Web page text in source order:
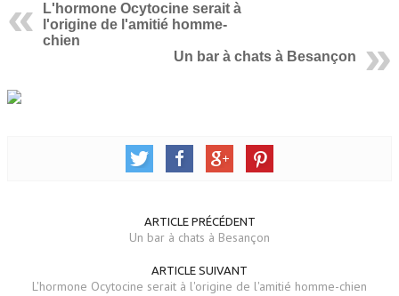
L'hormone Ocytocine serait à
l'origine de l'amitié homme-
chien
Un bar à chats à Besançon
ARTICLE PRÉCÉDENT
Un bar à chats à Besançon
ARTICLE SUIVANT
L'hormone Ocytocine serait à l'origine de l'amitié homme-chien